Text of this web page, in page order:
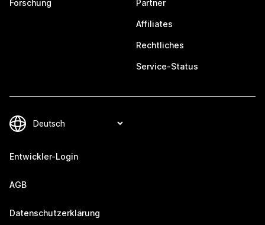
Forschung Partner
Affiliates
Rechtliches
Service-Status
Entwickler-Login
AGB
Datenschutzerklärung